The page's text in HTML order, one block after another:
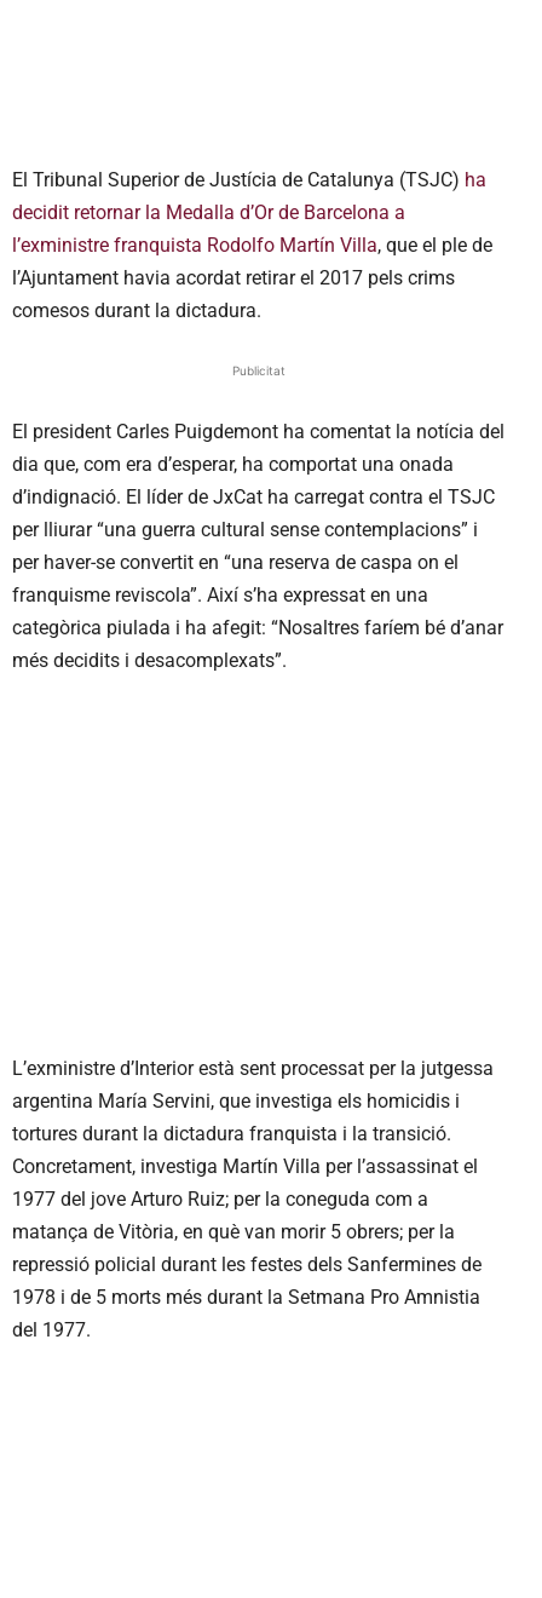
El Tribunal Superior de Justícia de Catalunya (TSJC) ha
decidit retornar la Medalla d’Or de Barcelona a
l’exministre franquista Rodolfo Martín Villa, que el ple de
l’Ajuntament havia acordat retirar el 2017 pels crims
comesos durant la dictadura.
Publicitat
El president Carles Puigdemont ha comentat la notícia del
dia que, com era d’esperar, ha comportat una onada
d’indignació. El líder de JxCat ha carregat contra el TSJC
per lliurar “una guerra cultural sense contemplacions” i
per haver-se convertit en “una reserva de caspa on el
franquisme reviscola”. Així s’ha expressat en una
categòrica piulada i ha afegit: “Nosaltres faríem bé d’anar
més decidits i desacomplexats”.
L’exministre d’Interior està sent processat per la jutgessa
argentina María Servini, que investiga els homicidis i
tortures durant la dictadura franquista i la transició.
Concretament, investiga Martín Villa per l’assassinat el
1977 del jove Arturo Ruiz; per la coneguda com a
matança de Vitòria, en què van morir 5 obrers; per la
repressió policial durant les festes dels Sanfermines de
1978 i de 5 morts més durant la Setmana Pro Amnistia
del 1977.